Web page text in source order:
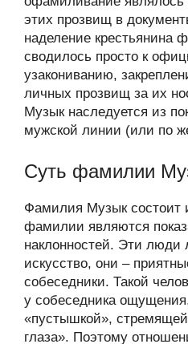
этих прозвищ в
наделение крестьянина
сводилось просто к
узакониванию,
личных прозвищ за их
Музык наследуется из
мужской линии (или по
Суть фамилии
Фамилия Музык состоит
фамилии являются
наклонностей. Эти
искусство, они –
собеседники. Такой
у собеседника
«пустышкой»,
глаза». Поэтому